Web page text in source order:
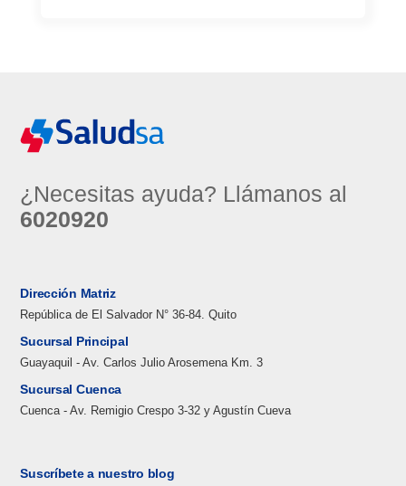
Dirección Matriz
República de El Salvador N° 36-84. Quito
Sucursal Principal
Guayaquil - Av. Carlos Julio Arosemena Km. 3
Sucursal Cuenca
Cuenca - Av. Remigio Crespo 3-32 y Agustín Cueva
¿Necesitas ayuda? Llámanos al
6020920
Suscríbete a nuestro blog